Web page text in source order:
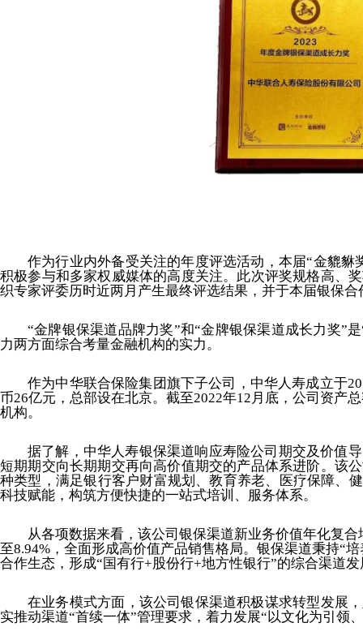
作为行业内外备受关注的年度评选活动，本届“金貔
积极参与和多家权威媒体的高度关注。此次评奖规格高、
织专家评委历时近两月产生最终评选结果，并于本届银保
“金牌银保渠道品牌力奖”和“金牌银保渠道成长力奖”
力两方面综合考量金融机构的实力。
作为中华联合保险集团旗下子公司，中华人寿成立于
币26亿元，总部设在北京。截至2022年12月底，公司资产
机构。
据了解，中华人寿银保渠道响应寿险公司期交及价值
短期期交向长期期交再向高价值期交的产品体系进阶。该
种类型，满足银行客户财富规划、教育养老、医疗保障、
科技赋能，构筑方便快捷的一站式培训、服务体系。
从各项数据来看，该公司银保渠道新业务价值年化复
至8.94%，全面形成高价值产品销售格局。银保渠道秉持“
合作生态，形成“国有行+股份行+地方性银行”的综合渠道
在业务模式方面，该公司银保渠道积极谋求转型发展
实推动渠道“首续一体”管理要求，着力发展“以文化为引领